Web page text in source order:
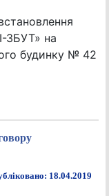
ЗБУТ» на
будинку № 42
18.04.2019